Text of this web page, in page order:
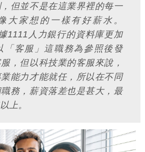
但並不是在這業界裡的每一
大家想的一樣有好薪水。
1111人力銀行的資料庫更加
「客服」這職務為參照後發
，但以科技業的客服來說，
能力才能就任，所以在不同
務，薪資落差也是甚大，最
上。